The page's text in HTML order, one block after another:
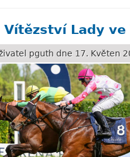
Vítězství Lady
pguth dne 17. Květen